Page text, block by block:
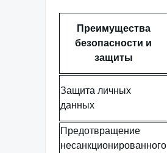
Преимущества
безопасности и
защиты
Защита личных
данных
Предотвращение
несанкционированного